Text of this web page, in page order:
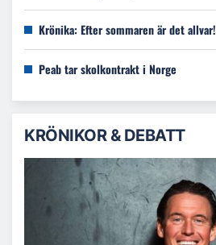
Krönika: Efter sommaren är det allvar!
Peab tar skolkontrakt i Norge
KRÖNIKOR & DEBATT